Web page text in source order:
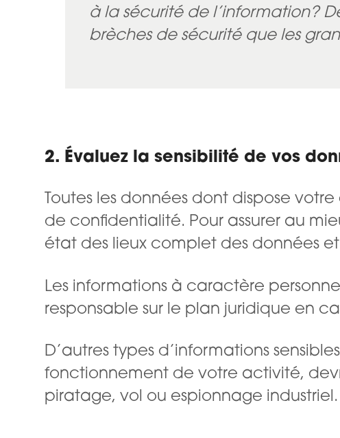
à la sécurité de l’information?
brèches de sécurité que les
2. Évaluez la sensibilité de vos
Toutes les données dont dispose
de confidentialité. Pour assurer au
état des lieux complet des données
Les informations à caractère
responsable sur le plan juridique en
D’autres types d’informations
fonctionnement de votre activité,
piratage, vol ou espionnage industriel.